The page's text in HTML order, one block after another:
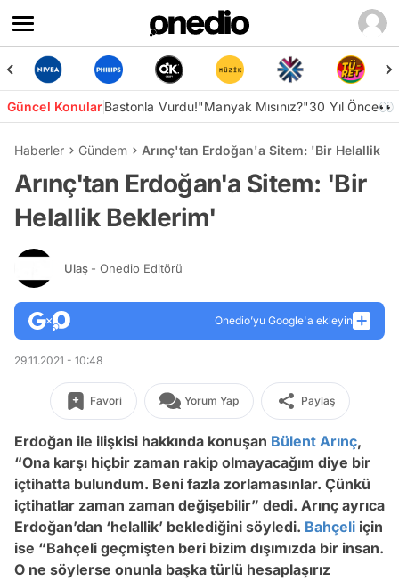
Güncel KonularBastonla Vurdu!"Manyak Mısınız?"30 Yıl Önce👀
Haberler Gündem Arınç'tan Erdoğan'a Sitem: 'Bir Helallik
Arınç'tan Erdoğan'a Sitem: 'Bir
Helallik Beklerim'
Ulaş - Onedio Editörü
Onedio’yu Google'a ekleyin
29.11.2021 - 10:48
Favori Yorum Yap Paylaş
Erdoğan ile ilişkisi hakkında konuşan Bülent Arınç,
“Ona karşı hiçbir zaman rakip olmayacağım diye bir
içtihatta bulundum. Beni fazla zorlamasınlar. Çünkü
içtihatlar zaman zaman değişebilir” dedi. Arınç ayrıca
Erdoğan’dan ‘helallik’ beklediğini söyledi. Bahçeli için
ise “Bahçeli geçmişten beri bizim dışımızda bir insan.
O ne söylerse onunla başka türlü hesaplaşırız